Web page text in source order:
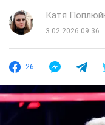
Катя
3.02.2026 09:36
26